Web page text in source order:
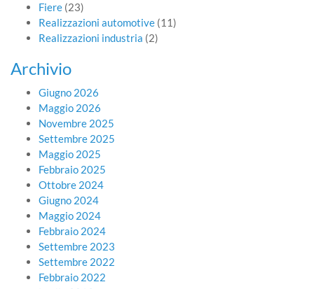
Fiere (23)
Realizzazioni automotive (11)
Realizzazioni industria (2)
Archivio
Giugno 2026
Maggio 2026
Novembre 2025
Settembre 2025
Maggio 2025
Febbraio 2025
Ottobre 2024
Giugno 2024
Maggio 2024
Febbraio 2024
Settembre 2023
Settembre 2022
Febbraio 2022